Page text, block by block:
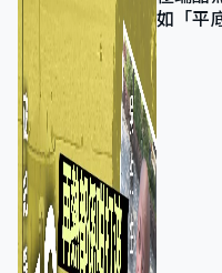
如「平